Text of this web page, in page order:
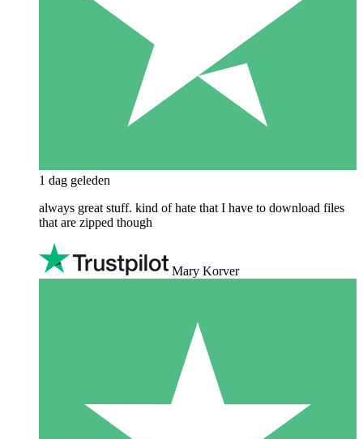
1 dag geleden
always great stuff. kind of hate that I have to download files
that are zipped though
Mary Korver